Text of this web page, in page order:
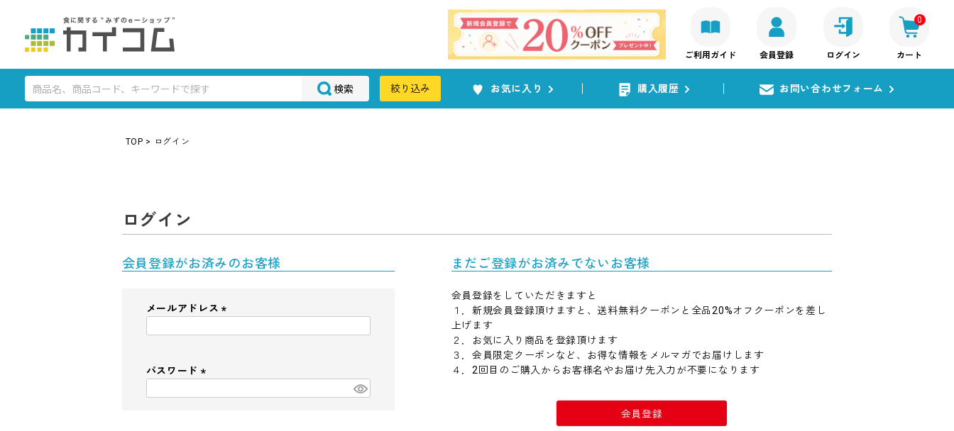
ご利用ガイド 会員登録 ログイン
0
カート
検索 絞り込み お気に入り 購入履歴 お問い合わせフォーム
TOP ログイン
ログイン
会員登録がお済みのお客様
メールアドレス
パスワード
まだご登録がお済みでないお客様
会員登録をしていただきますと
１．新規会員登録頂けますと、送料無料クーポンと全品20%オフクーポンを差し
上げます
２．お気に入り商品を登録頂けます
３．会員限定クーポンなど、お得な情報をメルマガでお届けします
４．2回目のご購入からお客様名やお届け先入力が不要になります
会員登録